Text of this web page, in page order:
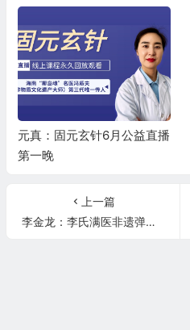
元真：固元玄针6月公益直播
第一晚
上一篇
李金龙：李氏满医非遗弹指脉、满神针治疗眩晕、高血压！